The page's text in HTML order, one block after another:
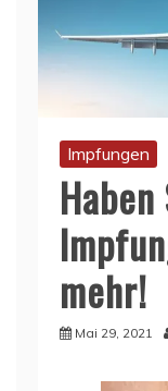
Impfungen
mehr!
Mai 29, 2021